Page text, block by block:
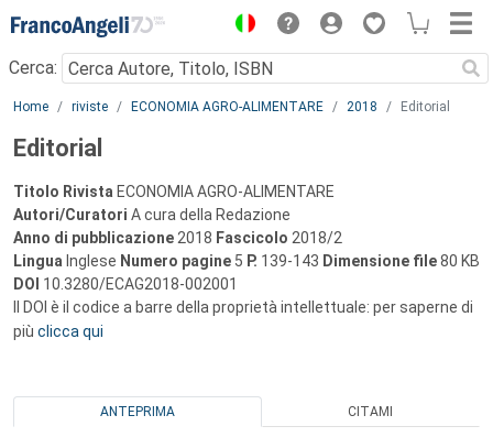
Menu
Cerca:
Main content
Home riviste ECONOMIA AGRO-ALIMENTARE 2018 Editorial
Editorial
Titolo Rivista ECONOMIA AGRO-ALIMENTARE
Autori/Curatori A cura della Redazione
Anno di pubblicazione 2018 Fascicolo 2018/2
Lingua Inglese Numero pagine 5 P. 139-143 Dimensione file80 KB
DOI 10.3280/ECAG2018-002001
Il DOI è il codice a barre della proprietà intellettuale: per saperne di
più clicca qui
ANTEPRIMA CITAMI